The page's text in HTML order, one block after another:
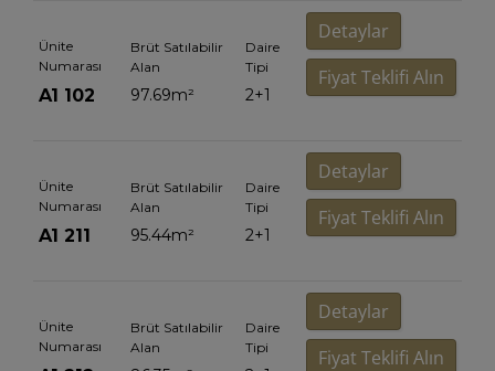
Ünite
Numarası
A1 102
Brüt Satılabilir
Alan
97.69m²
Daire
Tipi
2+1
Detaylar
Fiyat Teklifi Alın
Ünite
Numarası
A1 211
Brüt Satılabilir
Alan
95.44m²
Daire
Tipi
2+1
Detaylar
Fiyat Teklifi Alın
Ünite
Numarası
Brüt Satılabilir
Alan
Daire
Tipi
Detaylar
Fiyat Teklifi Alın